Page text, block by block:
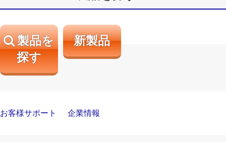
製品を
探す
新製品
お客様サポート 企業情報